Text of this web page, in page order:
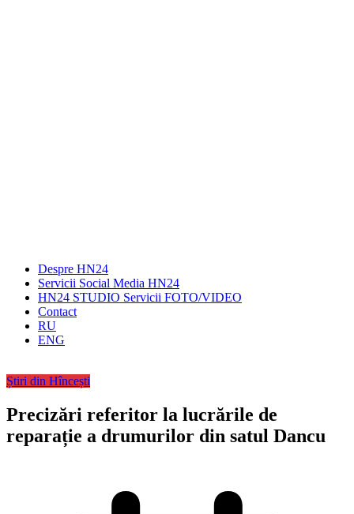
Despre HN24
Servicii Social Media HN24
HN24 STUDIO Servicii FOTO/VIDEO
Contact
RU
ENG
Știri din Hîncești
Precizări referitor la lucrările de
reparație a drumurilor din satul Dancu